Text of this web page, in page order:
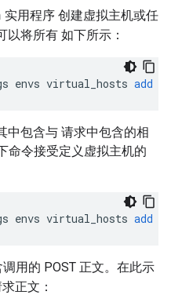
实用程序 创建虚拟主机或任
将所有 如下所示：
envs virtual_hosts add
中包含与 请求中包含的相
命令接受定义虚拟主机的
envs virtual_hosts add
用的 POST 正文。在此示
正文：